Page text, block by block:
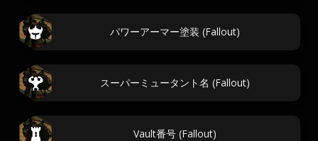
パワーアーマー塗装 (Fallout)
スーパーミュータント名 (Fallout)
Vault番号 (Fallout)